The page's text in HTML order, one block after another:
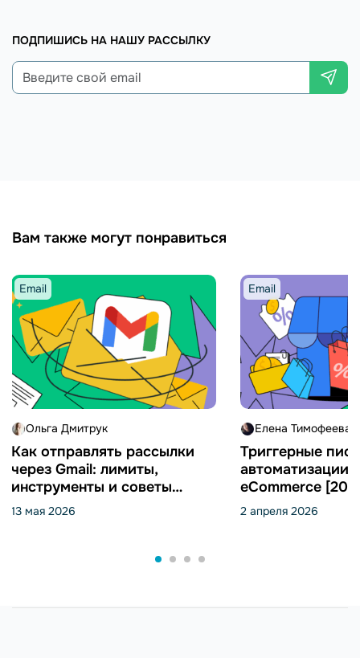
ПОДПИШИСЬ НА НАШУ РАССЫЛКУ
Вам также могут понравиться
Email
Ольга Дмитрук
Как отправлять рассылки
через Gmail: лимиты,
инструменты и советы
[2026]
13 мая 2026
Email
Елена Тимофеева
Триггерные
автоматизации
eCommerce
2 апреля 2026